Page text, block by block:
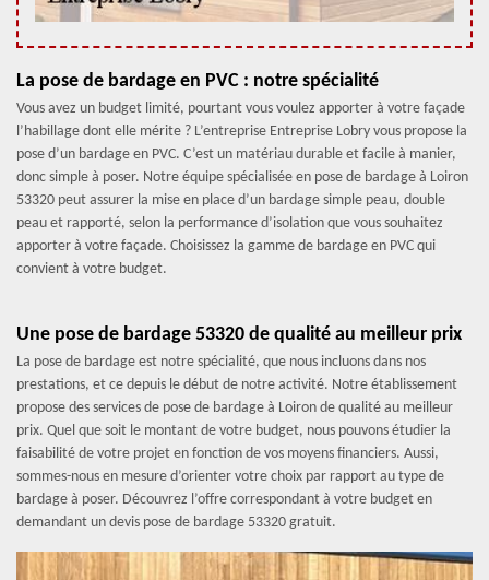
La pose de bardage en PVC : notre spécialité
Vous avez un budget limité, pourtant vous voulez apporter à votre façade
l’habillage dont elle mérite ? L’entreprise Entreprise Lobry vous propose la
pose d’un bardage en PVC. C’est un matériau durable et facile à manier,
donc simple à poser. Notre équipe spécialisée en pose de bardage à Loiron
53320 peut assurer la mise en place d’un bardage simple peau, double
peau et rapporté, selon la performance d’isolation que vous souhaitez
apporter à votre façade. Choisissez la gamme de bardage en PVC qui
convient à votre budget.
Une pose de bardage 53320 de qualité au meilleur prix
La pose de bardage est notre spécialité, que nous incluons dans nos
prestations, et ce depuis le début de notre activité. Notre établissement
propose des services de pose de bardage à Loiron de qualité au meilleur
prix. Quel que soit le montant de votre budget, nous pouvons étudier la
faisabilité de votre projet en fonction de vos moyens financiers. Aussi,
sommes-nous en mesure d’orienter votre choix par rapport au type de
bardage à poser. Découvrez l’offre correspondant à votre budget en
demandant un devis pose de bardage 53320 gratuit.